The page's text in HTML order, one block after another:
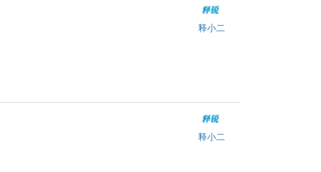
释小二
释小二